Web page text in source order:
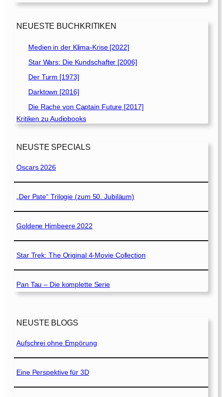
NEUESTE BUCHKRITIKEN
Medien in der Klima-Krise [2022]
Star Wars: Die Kundschafter [2006]
Der Turm [1973]
Darktown [2016]
Die Rache von Captain Future [2017]
Kritiken zu Audiobooks
NEUSTE SPECIALS
Oscars 2026
„Der Pate“ Trilogie (zum 50. Jubiläum)
Goldene Himbeere 2022
Star Trek: The Original 4-Movie Collection
Pan Tau – Die komplette Serie
NEUSTE BLOGS
Aufschrei ohne Empörung
Eine Perspektive für 3D